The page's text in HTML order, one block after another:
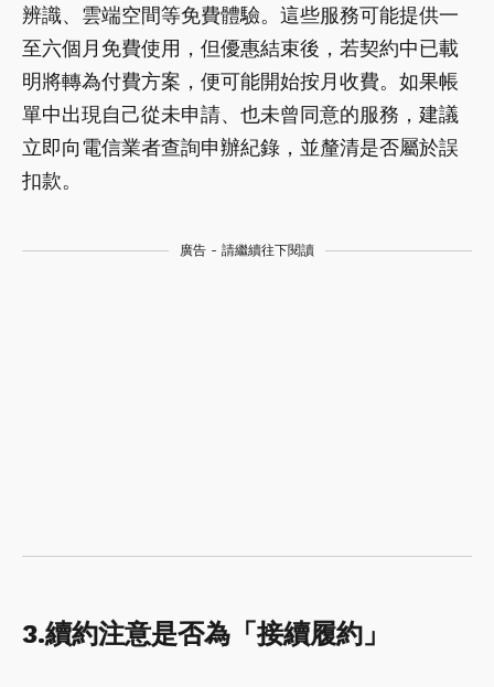
辨識、雲端空間等免費體驗。這些服務可能提供一
至六個月免費使用，但優惠結束後，若契約中已載
明將轉為付費方案，便可能開始按月收費。如果帳
單中出現自己從未申請、也未曾同意的服務，建議
立即向電信業者查詢申辦紀錄，並釐清是否屬於誤
扣款。
廣告 - 請繼續往下閱讀
3.續約注意是否為「接續履約」